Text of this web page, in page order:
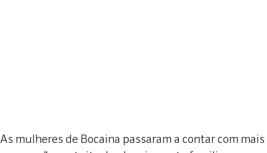
As mulheres de Bocaina passaram a contar com mais